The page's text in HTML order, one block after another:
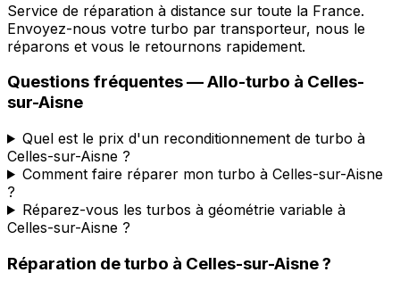
Service de réparation à distance sur toute la France.
Envoyez-nous votre turbo par transporteur, nous le
réparons et vous le retournons rapidement.
Questions fréquentes —Allo-turbo à Celles-
sur-Aisne
Quel est le prix d'un reconditionnement de turbo à
Celles-sur-Aisne ?
Comment faire réparer mon turbo à Celles-sur-Aisne
?
Réparez-vous les turbos à géométrie variable à
Celles-sur-Aisne ?
Réparation de turbo à Celles-sur-Aisne?